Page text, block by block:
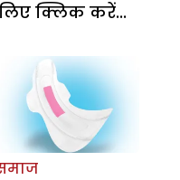
क्लिक करें...